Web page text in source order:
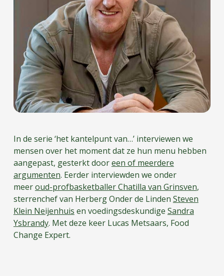
In de serie ‘het kantelpunt van…’ interviewen we
mensen over het moment dat ze hun menu hebben
aangepast, gesterkt dooreen of meerdere
argumenten. Eerder interviewden we onder
meeroud-profbasketballer Chatilla van Grinsven,
sterrenchef van Herberg Onder de Linden Steven
Klein Neijenhuis en voedingsdeskundige Sandra
Ysbrandy. Met deze keer Lucas Metsaars, Food
Change Expert.